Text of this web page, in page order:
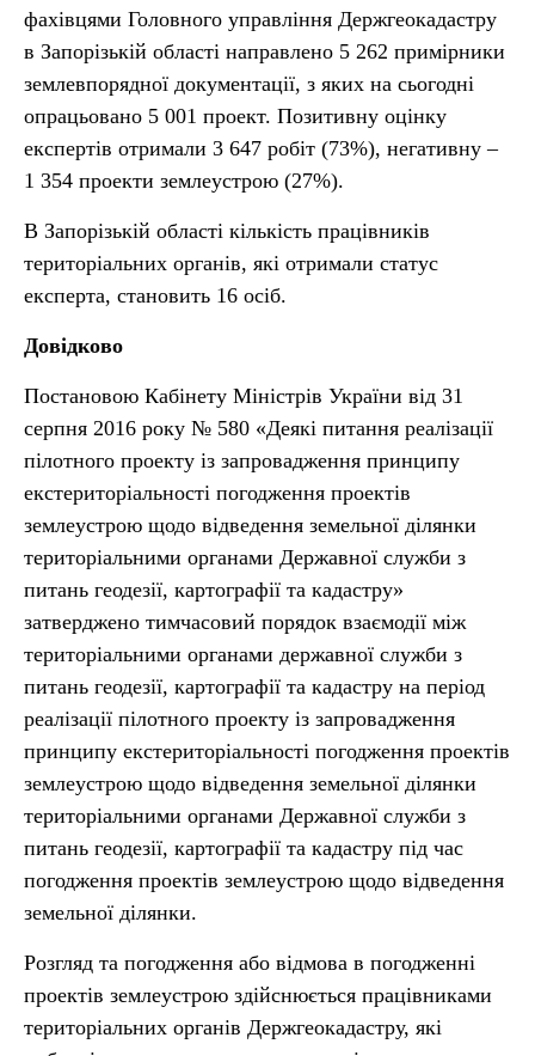
фахівцями Головного управління Держгеокадастру
в Запорізькій області направлено 5 262 примірники
землевпорядної документації, з яких на сьогодні
опрацьовано 5 001 проект. Позитивну оцінку
експертів отримали 3 647 робіт (73%), негативну –
1 354 проекти землеустрою (27%).
В Запорізькій області кількість працівників
територіальних органів, які отримали статус
експерта, становить 16 осіб.
Довідково
Постановою Кабінету Міністрів України від 31
серпня 2016 року № 580 «Деякі питання реалізації
пілотного проекту із запровадження принципу
екстериторіальності погодження проектів
землеустрою щодо відведення земельної ділянки
територіальними органами Державної служби з
питань геодезії, картографії та кадастру»
затверджено тимчасовий порядок взаємодії між
територіальними органами державної служби з
питань геодезії, картографії та кадастру на період
реалізації пілотного проекту із запровадження
принципу екстериторіальності погодження проектів
землеустрою щодо відведення земельної ділянки
територіальними органами Державної служби з
питань геодезії, картографії та кадастру під час
погодження проектів землеустрою щодо відведення
земельної ділянки.
Розгляд та погодження або відмова в погодженні
проектів землеустрою здійснюється працівниками
територіальних органів Держгеокадастру, які